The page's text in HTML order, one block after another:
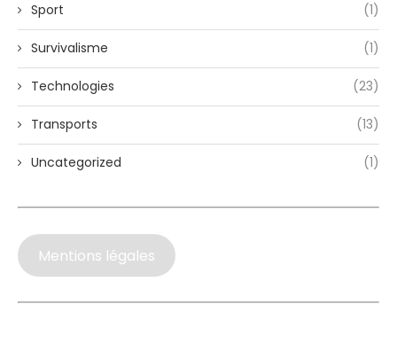
Sport (1)
Survivalisme (1)
Technologies (23)
Transports (13)
Uncategorized (1)
Mentions légales